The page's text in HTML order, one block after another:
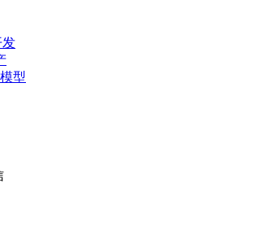
发
型